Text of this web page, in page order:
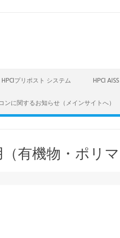
HPCIプリポスト システム HPCI
ンに関するお知らせ（メインサイトへ）
有機物・ポリマ